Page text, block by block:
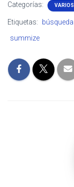
Categorías: VARIOS
Etiquetas: búsqueda
summize